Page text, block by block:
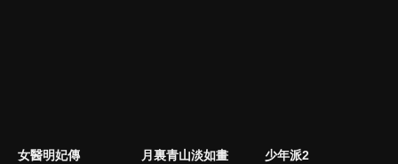
女醫明妃傳 月裏青山淡如畫 少年派2